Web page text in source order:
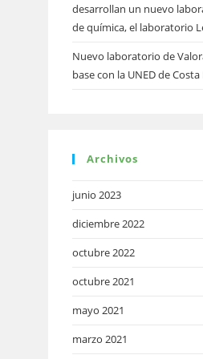
desarrollan un nuevo
de química, el laboratorio
Nuevo laboratorio de
base con la UNED de Costa
Archivos
junio 2023
diciembre 2022
octubre 2022
octubre 2021
mayo 2021
marzo 2021